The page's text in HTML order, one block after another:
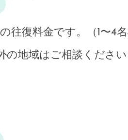
往復料金です。（1〜4名
の地域はご相談ください